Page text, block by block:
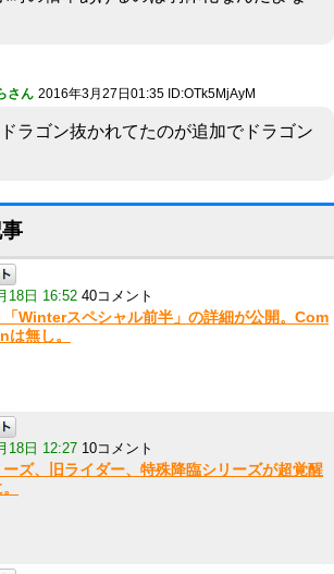
さん 2016年3月27日01:35 ID:OTk5MjAyM
ラゴン抜かれてたのが追加でドラゴン
18日 16:52 40コメント
「Winterスペシャル前半」の詳細が公開。Com
無し。
18日 12:27 10コメント
ズ、旧ライダー、特殊降臨シリーズが超覚醒